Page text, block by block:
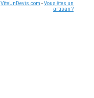
ViteUnDevis.com -Vous êtes un
artisan ?